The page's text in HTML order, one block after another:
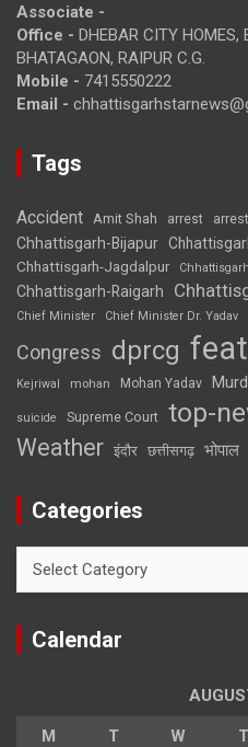
Associate -
Office - DHEBAR CITY HOMES,
BHATAGAON, RAIPUR C.G.
Mobile - 7415550222
Email -
Tags
Accident Amit Shah arrest
Chhattisgarh-Bijapur
Chhattisgarh-Jagdalpur
Chhattisgarh-Raigarh
Chief Minister
Chief Minister Dr. Yadav
Congress dprcg
Kejriwal mohan Mohan Yadav
suicide Supreme Court top-
Weather इंदौर छत्तीसगढ़ भोपाल
Categories
Calendar
M T W T